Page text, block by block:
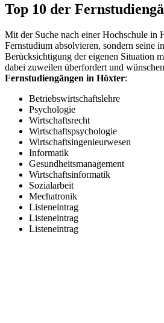
Top 10 der
Mit der Suche nach einer Hochschule in
Fernstudium absolvieren, sondern seine
Berücksichtigung der eigenen Situation
dabei zuweilen überfordert und
Fernstudiengängen in Höxter:
Betriebswirtschaftslehre
Psychologie
Wirtschaftsrecht
Wirtschaftspsychologie
Wirtschaftsingenieurwesen
Informatik
Gesundheitsmanagement
Wirtschaftsinformatik
Sozialarbeit
Mechatronik
Listeneintrag
Listeneintrag
Listeneintrag